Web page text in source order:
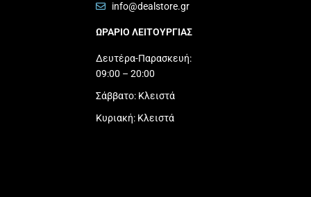
info@dealstore.gr
ΩΡΑΡΙΟ ΛΕΙΤΟΥΡΓΙΑΣ​
Δευτέρα-Παρασκευή:
09:00 – 20:00
Σάββατο: Κλειστά
Κυριακή: Κλειστά